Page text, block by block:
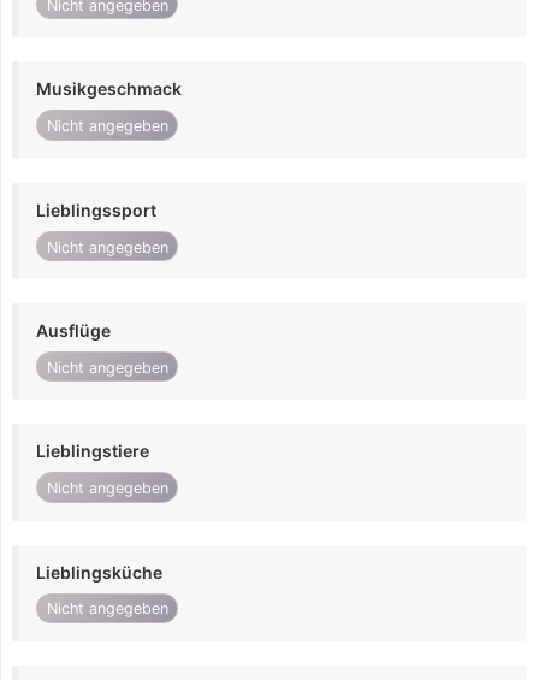
Nicht angegeben
Musikgeschmack
Nicht angegeben
Lieblingssport
Nicht angegeben
Ausflüge
Nicht angegeben
Lieblingstiere
Nicht angegeben
Lieblingsküche
Nicht angegeben